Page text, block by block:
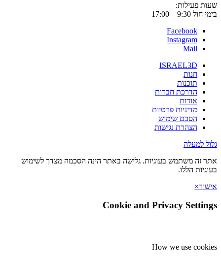
פעילות:
– 17:00
Facebook
Instagram
Mail
ISRAEL3D
חנות
תוכנות
הדרכת חברות
אודות
מדיניות פרטיות
הסכם שימוש
הצהרת נגישות
למעלה
זה משתמש בעוגיות. גלישה באתר הינה הסכמה מצדך לשימוש
הללו.
×
Cookie and Privacy
How we use